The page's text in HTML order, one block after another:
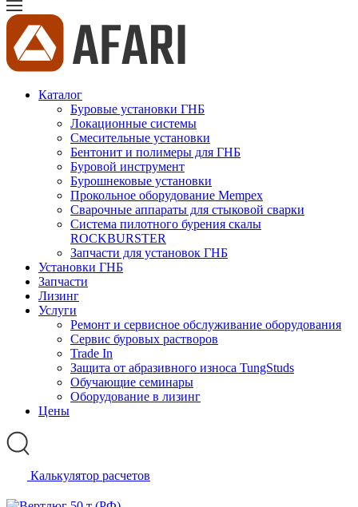
Каталог
Буровые установки ГНБ
Локационные системы
Смесительные установки
Бентонит и полимеры для ГНБ
Буровой инструмент
Бурошнековые установки
Прокольное оборудование Mempex
Сварочные аппараты для стыковой сварки
Система пилотного бурения скалы
ROCKBURSTER
Запчасти для установок ГНБ
Установки ГНБ
Запчасти
Лизинг
Услуги
Ремонт и сервисное обслуживание оборудования
Сервис буровых растворов
Trade In
Защита от абразивного износа TungStuds
Обучающие семинары
Оборудование в лизинг
Цены
Калькулятор расчетов